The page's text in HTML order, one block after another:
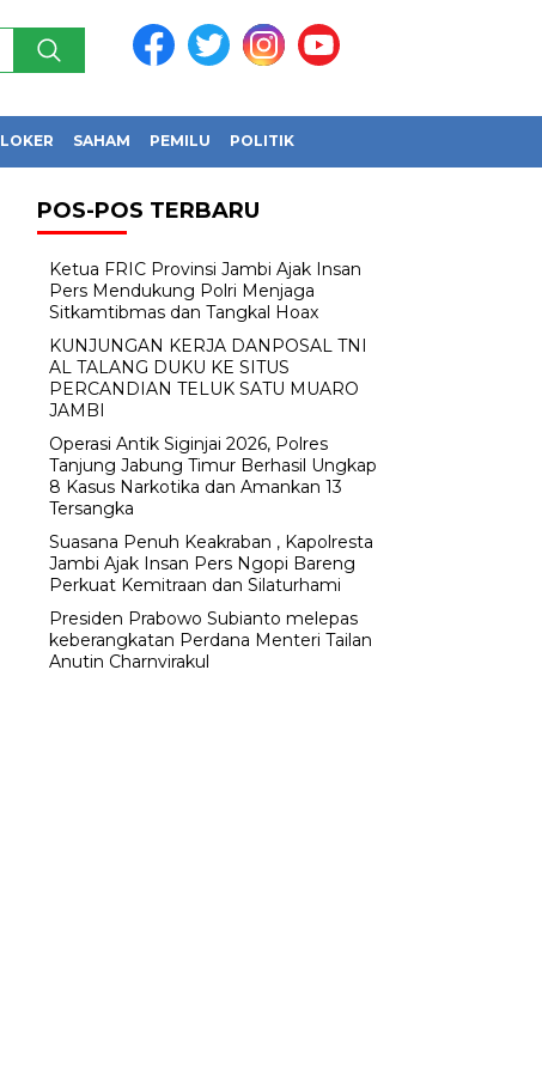
LOKER SAHAM PEMILU POLITIK
POS-POS TERBARU
Ketua FRIC Provinsi Jambi Ajak Insan
Pers Mendukung Polri Menjaga
Sitkamtibmas dan Tangkal Hoax
KUNJUNGAN KERJA DANPOSAL TNI
AL TALANG DUKU KE SITUS
PERCANDIAN TELUK SATU MUARO
JAMBI
Operasi Antik Siginjai 2026, Polres
Tanjung Jabung Timur Berhasil Ungkap
8 Kasus Narkotika dan Amankan 13
Tersangka
Suasana Penuh Keakraban , Kapolresta
Jambi Ajak Insan Pers Ngopi Bareng
Perkuat Kemitraan dan Silaturhami
Presiden Prabowo Subianto melepas
keberangkatan Perdana Menteri Tailan
Anutin Charnvirakul